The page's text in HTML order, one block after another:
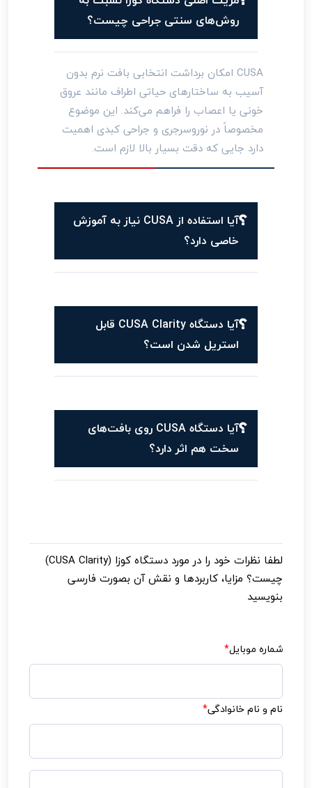
روش‌های سنتی جراحی چیست؟
CUSA امکان برداشت انتخابی بافت نرم بدون
آسیب به ساختارهای حیاتی اطراف مانند عروق
خونی یا اعصاب را فراهم می‌کند. این موضوع
مخصوصاً در نوروسرجری و جراحی کبدی اهمیت
دارد جایی که دقت بسیار بالا لازم است.
آیا استفاده از CUSA نیاز به آموزش
خاصی دارد؟
آیا دستگاه CUSA Clarity قابل
استریل شدن است؟
آیا دستگاه CUSA روی بافت‌های
سخت هم اثر دارد؟
لطفا نظرات خود را در مورد
دستگاه کوزا (CUSA Clarity)
چیست؟ مزایا، کاربردها و نقش آن بصورت فارسی
بنویسید
شماره موبایل*
نام و نام خانوادگی*